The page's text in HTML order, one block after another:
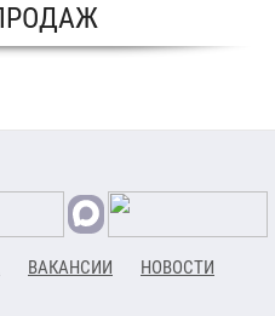
ВАКАНСИИ НОВОСТИ